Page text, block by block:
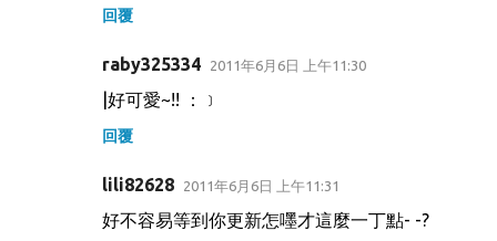
回覆
raby325334 2011年6月6日 上午11:30
|好可愛~!! ：﹞
回覆
lili82628 2011年6月6日 上午11:31
好不容易等到你更新怎嚜才這麼一丁點- -?